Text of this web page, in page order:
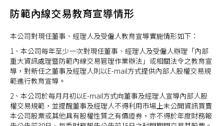
公司組織與經營團隊
公司章程與辦法
資訊安全風險管理
內部稽核與組織
公司治理主管
利害關係人聯絡管道
政策與方針
推動永續發展執行情形
永續報告書
企業社會責任具體推動計畫與實施成效
環安衛政策
職涯發展
員工福利
幸福職場
防範內線交易教育宣導情形
本公司對現任董事、經理人及受僱人教育宣導實施情形如下：
1、本公司每年至少一次對現任董事、經理人及受僱人辦理「內部
重大資訊處理暨防範內線交易管理作業辦法」或相關法令之教育宣
導，對新任之董事及經理人則以E-mail方式提供內部人股權交易規
範進行教育宣導。
2、本公司於每月月初以E-mail方式向董事及經理人宣導內部人股
權交易規範，並提醒董事及經理人不得利用市場上未公開資訊買賣
本公司股票或其他具有股權性質之有價證券，亦不得於年度財務報